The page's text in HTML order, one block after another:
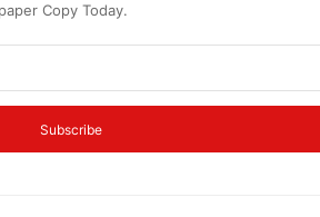
Copy Today.
Subscribe